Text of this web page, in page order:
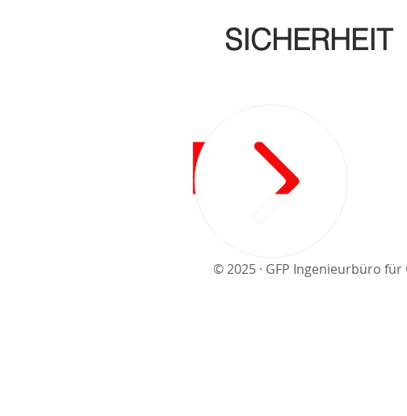
SICHERHEIT
© 2025 · GFP Ingenieurbüro